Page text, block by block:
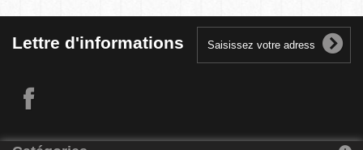
Lettre d'informations